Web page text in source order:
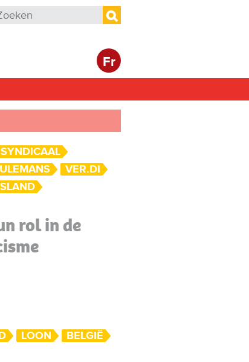
Fr
SYNDICAAL
VER.DI
rol in de
LOON
BELGIË